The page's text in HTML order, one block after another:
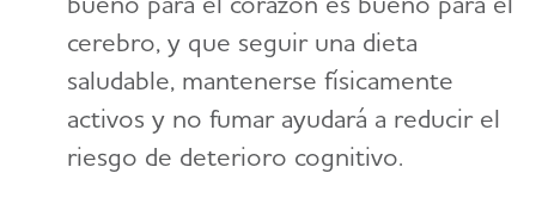
cerebro, y que seguir una dieta
saludable, mantenerse físicamente
activos y no fumar ayudará a reducir el
riesgo de deterioro cognitivo.